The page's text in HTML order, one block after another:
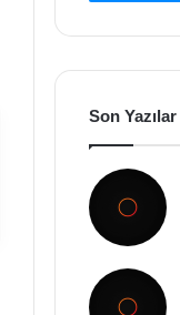
Son Yazılar